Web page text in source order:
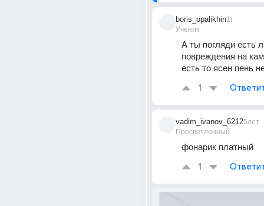
boris_opalikhin
Ученик
1г
А ты погляди есть
повреждения на
есть то ясен пень
1
vadim_ivanov_6212
Просветленный
5лет
фонарик платный
1